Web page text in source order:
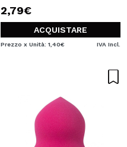
2,79€
ACQUISTARE
Prezzo x Unità: 1,40€ IVA Incl.